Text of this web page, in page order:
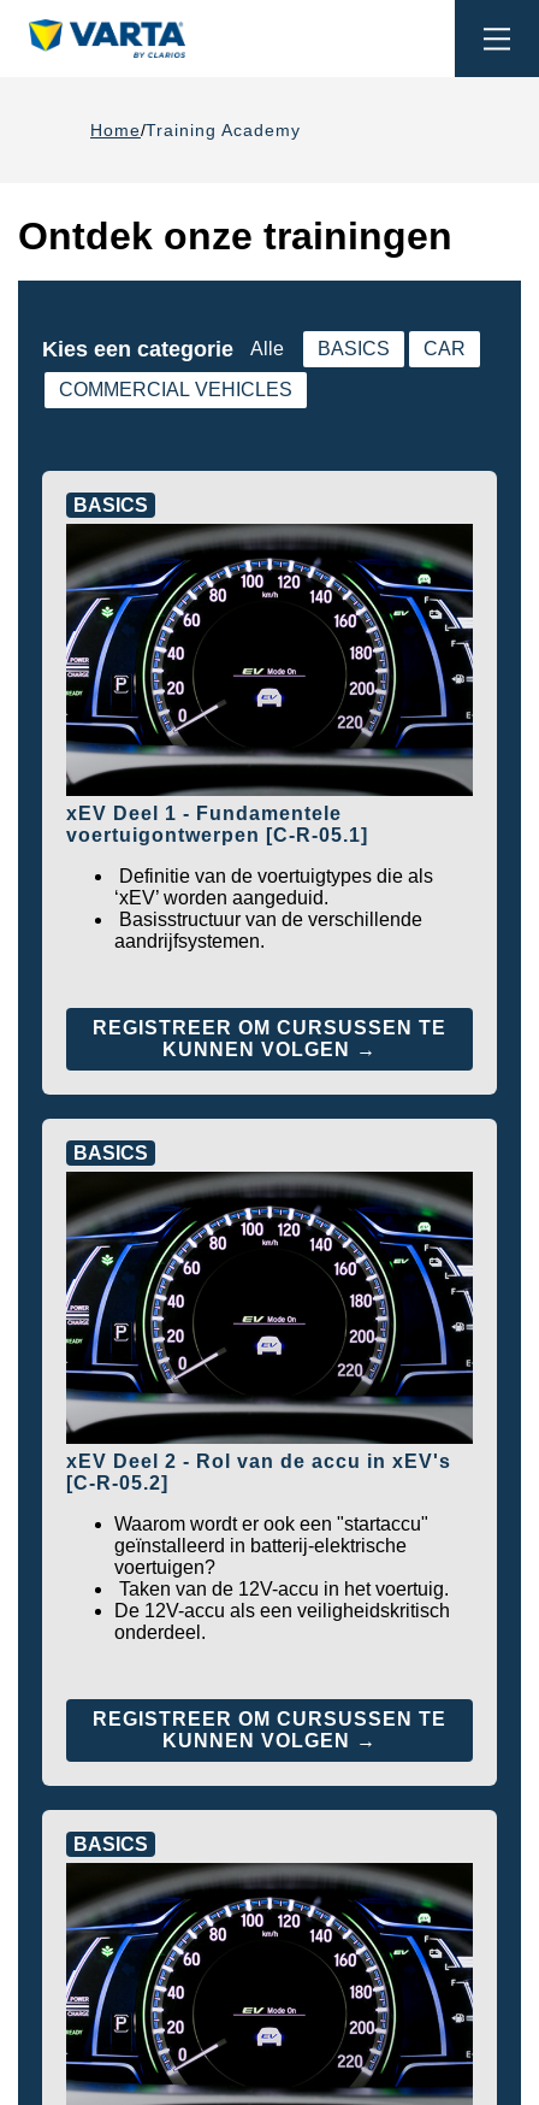
Home Training Academy
Ontdek onze trainingen
Kies een categorie Alle BASICS
CAR
COMMERCIAL VEHICLES
BASICS
xEV Deel 1 - Fundamentele
voertuigontwerpen [C-R-05.1]
Definitie van de voertuigtypes die als
‘xEV’ worden aangeduid.
Basisstructuur van de verschillende
aandrijfsystemen.
REGISTREER OM CURSUSSEN TE
KUNNEN VOLGEN →
BASICS
xEV Deel 2 - Rol van de accu in xEV's
[C-R-05.2]
Waarom wordt er ook een "startaccu"
geïnstalleerd in batterij-elektrische
voertuigen?
Taken van de 12V-accu in het voertuig.
De 12V-accu als een veiligheidskritisch
onderdeel.
REGISTREER OM CURSUSSEN TE
KUNNEN VOLGEN →
BASICS